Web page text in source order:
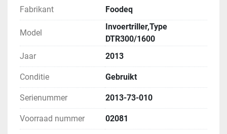
Fabrikant Foodeq
Model
Invoertriller,Type
DTR300/1600
Jaar
2013
Conditie Gebruikt
Serienummer 2013-73-010
Voorraad nummer 02081